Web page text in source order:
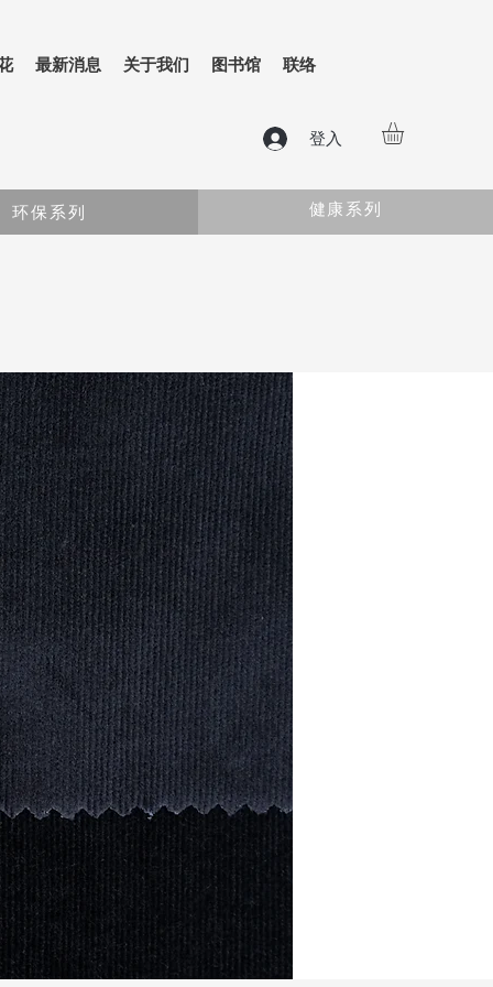
最新消息 关于我们 图书馆 联络
登入
环保系列 健康系列